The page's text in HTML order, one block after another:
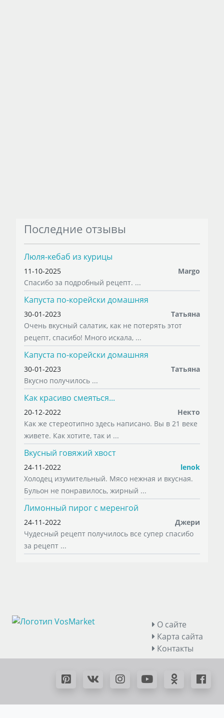
Последние отзывы
Люля-кебаб из курицы
11-10-2025
Margo
Спасибо за подробный рецепт. ...
Капуста по-корейски домашняя
30-01-2023
Татьяна
Очень вкусный салатик, как не потерять этот
рецепт, спасибо! Много искала, ...
Капуста по-корейски домашняя
30-01-2023
Татьяна
Вкусно получилось ...
Как красиво смеяться...
20-12-2022
Некто
Как же стереотипно здесь написано. Вы в 21 веке
живете. Как хотите, так и ...
Вкусный говяжий хвост
24-11-2022
lenok
Холодец изумительный. Мясо нежная и вкусная.
Бульон не понравилось, жирный ...
Лимонный пирог с меренгой
24-11-2022
Джери
Чудесный рецепт получилось все супер спасибо
за рецепт ...
О сайте
Карта сайта
Контакты